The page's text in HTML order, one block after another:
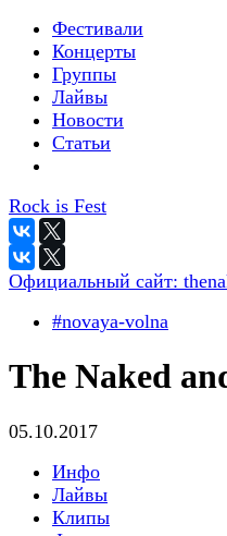
Фестивали
Концерты
Группы
Лайвы
Новости
Статьи
Rock is Fest
Официальный сайт:
#novaya-volna
The Naked
05.10.2017
Инфо
Лайвы
Клипы